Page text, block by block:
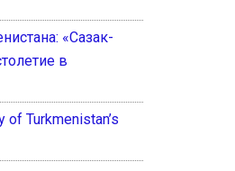
«Сазак-
в
of Turkmenistan’s